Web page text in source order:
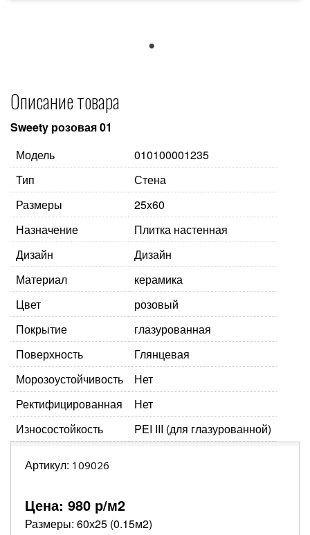
Описание товара
Sweety розовая 01
Модель
010100001235
Тип
Стена
Размеры
25х60
Назначение
Плитка настенная
Дизайн
Дизайн
Материал
керамика
Цвет
розовый
Покрытие
глазурованная
Поверхность
Глянцевая
Морозоустойчивость
Нет
Ректифицированная
Нет
Износостойкость
PEI III (для глазурованной)
Артикул: 109026
Цена: 980 р/м2
Размеры: 60х25 (0.15м2)